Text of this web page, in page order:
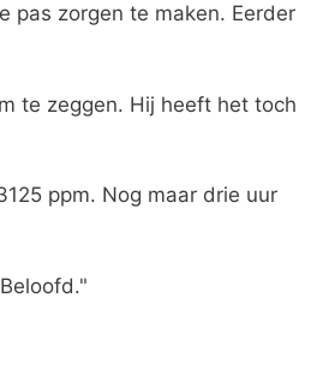
pas zorgen te maken. Eerder
te zeggen. Hij heeft het toch
ppm. Nog maar drie uur